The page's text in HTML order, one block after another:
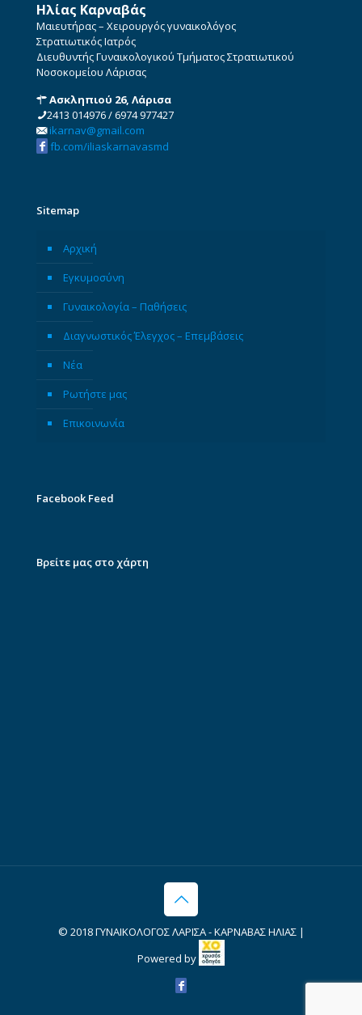
Ηλίας Καρναβάς
Μαιευτήρας – Χειρουργός γυναικολόγος
Στρατιωτικός Ιατρός
Διευθυντής Γυναικολογικού Τμήματος Στρατιωτικού
Νοσοκομείου Λάρισας
Ασκληπιού 26, Λάρισα
2413 014976/6974 977427
ikarnav@gmail.com
fb.com/iliaskarnavasmd
Sitemap
Αρχική
Εγκυμοσύνη
Γυναικολογία – Παθήσεις
Διαγνωστικός Έλεγχος – Επεμβάσεις
Νέα
Ρωτήστε μας
Επικοινωνία
Facebook Feed
Βρείτε μας στο χάρτη
© 2018 ΓΥΝΑΙΚΟΛΟΓΟΣ ΛΑΡΙΣΑ - ΚΑΡΝΑΒΑΣ ΗΛΙΑΣ |
Powered by